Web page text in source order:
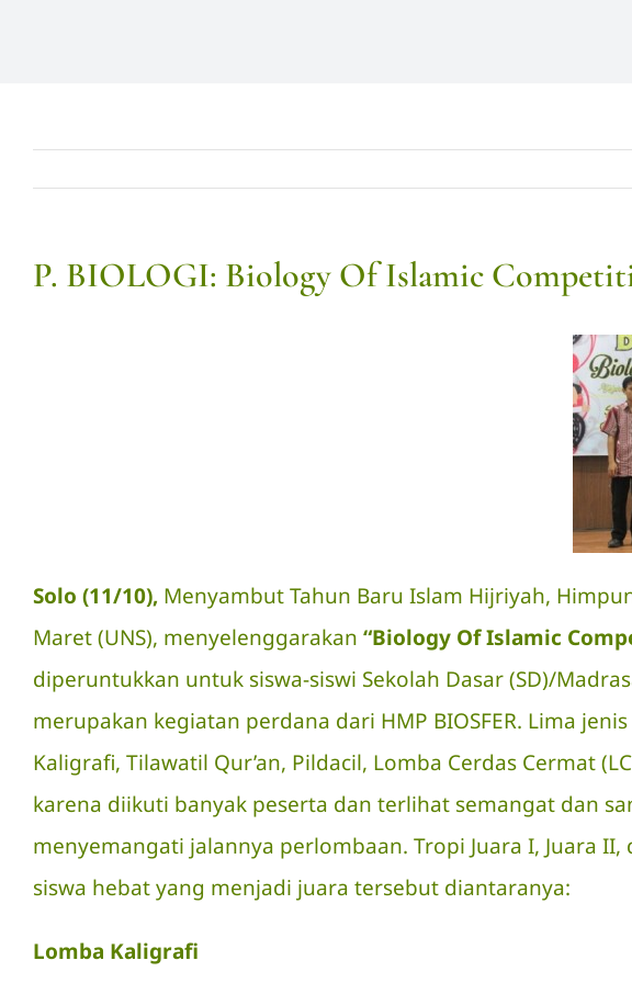
P. BIOLOGI: Biology Of Islamic
Solo (11/10), Menyambut Tahun Baru Islam Hijriyah,
Maret (UNS), menyelenggarakan “Biology Of Islamic
diperuntukkan untuk siswa-siswi Sekolah Dasar (SD)/
merupakan kegiatan perdana dari HMP BIOSFER. Lima
Kaligrafi, Tilawatil Qur’an, Pildacil, Lomba Cerdas Cermat
karena diikuti banyak peserta dan terlihat semangat dan
menyemangati jalannya perlombaan. Tropi Juara I, Juara
siswa hebat yang menjadi juara tersebut diantaranya:
Lomba Kaligrafi